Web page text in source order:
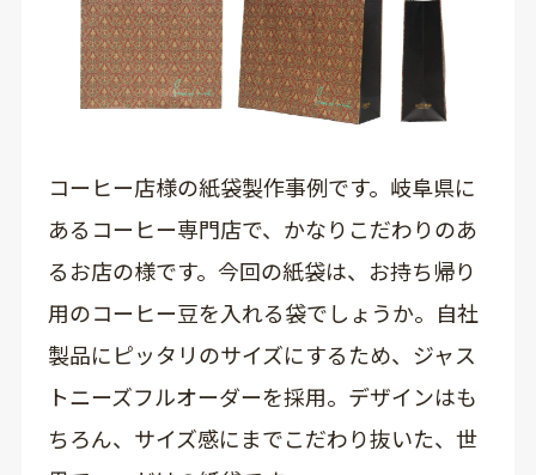
コーヒー店様の紙袋製作事例です。岐阜県に
あるコーヒー専門店で、かなりこだわりのあ
るお店の様です。今回の紙袋は、お持ち帰り
用のコーヒー豆を入れる袋でしょうか。自社
製品にピッタリのサイズにするため、ジャス
トニーズフルオーダーを採用。デザインはも
ちろん、サイズ感にまでこだわり抜いた、世